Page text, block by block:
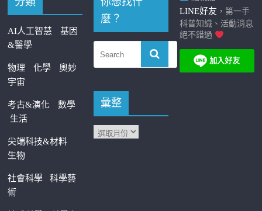
AI人工智慧
基因
&醫學
物理 化學
奧妙
宇宙
考古&演化
數學
生活
尖端科技&材料
生物
社會科學科學藝
術
麼？
彙整
LINE好友 ，第一手
科普知識、活動消息
絕不錯過